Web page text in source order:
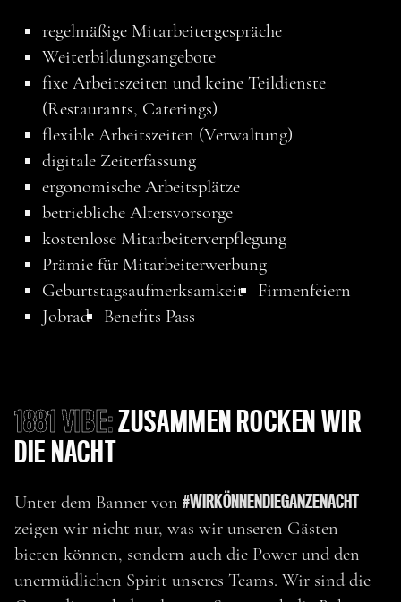
regelmäßige Mitarbeitergespräche
Weiterbildungsangebote
fixe Arbeitszeiten und keine Teildienste
(Restaurants, Caterings)
flexible Arbeitszeiten (Verwaltung)
digitale Zeiterfassung
ergonomische Arbeitsplätze
betriebliche Altersvorsorge
kostenlose Mitarbeiterverpflegung
Prämie für Mitarbeiterwerbung
Geburtstagsaufmerksamkeit
Firmenfeiern
Jobrad
Benefits Pass
1881 VIBE:ZUSAMMEN ROCKEN WIR
DIE NACHT
Unter dem Banner von #WIRKÖNNENDIEGANZENACHT
zeigen wir nicht nur, was wir unseren Gästen
bieten können, sondern auch die Power und den
unermüdlichen Spirit unseres Teams. Wir sind die